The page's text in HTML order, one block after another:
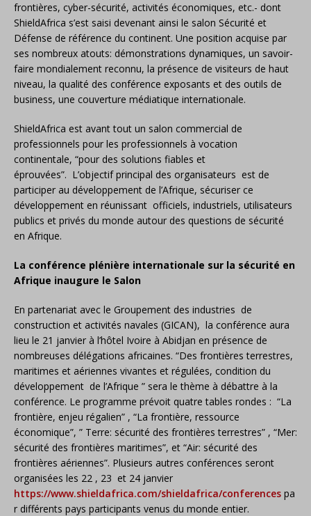
frontières, cyber-sécurité, activités économiques, etc.- dont
ShieldAfrica s’est saisi devenant ainsi le salon Sécurité et
Défense de référence du continent. Une position acquise par
ses nombreux atouts: démonstrations dynamiques, un savoir-
faire mondialement reconnu, la présence de visiteurs de haut
niveau, la qualité des conférence exposants et des outils de
business, une couverture médiatique internationale.
ShieldAfrica est avant tout un salon commercial de
professionnels pour les professionnels à vocation
continentale, “pour des solutions fiables et
éprouvées”. L’objectif principal des organisateurs est de
participer au développement de l’Afrique, sécuriser ce
développement en réunissant officiels, industriels, utilisateurs
publics et privés du monde autour des questions de sécurité
en Afrique.
La conférence plénière internationale sur la sécurité en
Afrique inaugure le Salon
En partenariat avec le Groupement des industries de
construction et activités navales (GICAN), la conférence aura
lieu le 21 janvier à l’hôtel Ivoire à Abidjan en présence de
nombreuses délégations africaines. “Des frontières terrestres,
maritimes et aériennes vivantes et régulées, condition du
développement de l’Afrique ” sera le thème à débattre à la
conférence. Le programme prévoit quatre tables rondes : “La
frontière, enjeu régalien” , “La frontière, ressource
économique”, ” Terre: sécurité des frontières terrestres” , “Mer:
sécurité des frontières maritimes”, et “Air: sécurité des
frontières aériennes”. Plusieurs autres conférences seront
organisées les 22 , 23 et 24 janvier
https://www.shieldafrica.com/shieldafrica/conferences pa
r différents pays participants venus du monde entier.